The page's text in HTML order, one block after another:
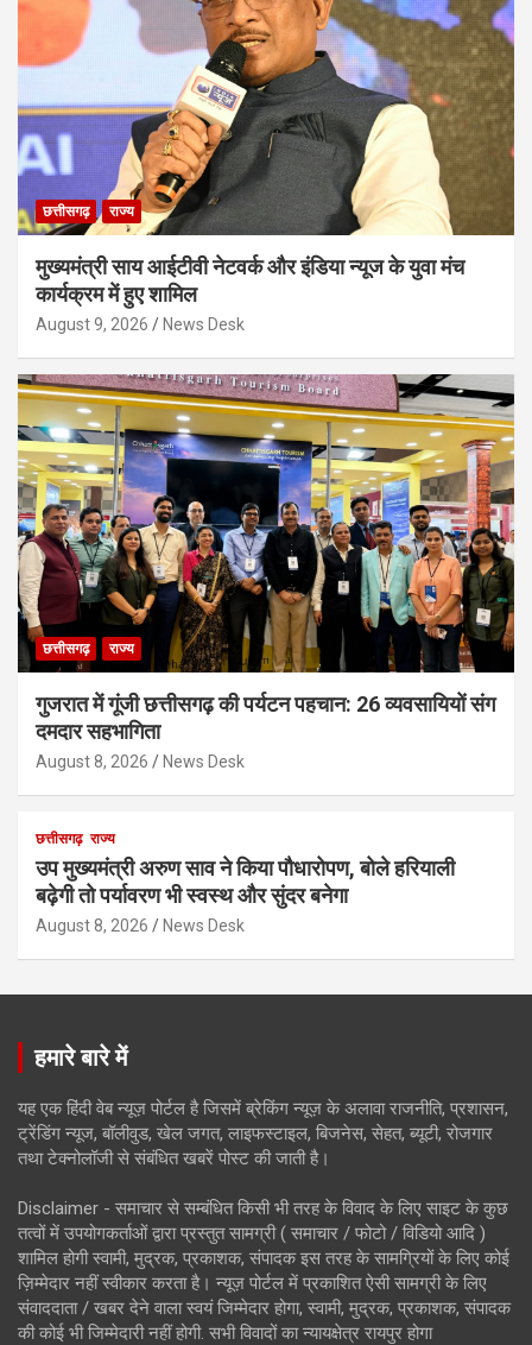
छत्तीसगढ़ राज्य
मुख्यमंत्री साय आईटीवी नेटवर्क और इंडिया न्यूज के युवा मंच
कार्यक्रम में हुए शामिल
August 9, 2026 News Desk
छत्तीसगढ़ राज्य
गुजरात में गूंजी छत्तीसगढ़ की पर्यटन पहचान: 26 व्यवसायियों संग
दमदार सहभागिता
August 8, 2026 News Desk
छत्तीसगढ़ राज्य
उप मुख्यमंत्री अरुण साव ने किया पौधारोपण, बोले हरियाली
बढ़ेगी तो पर्यावरण भी स्वस्थ और सुंदर बनेगा
August 8, 2026 News Desk
हमारे बारे में
यह एक हिंदी वेब न्यूज़ पोर्टल है जिसमें ब्रेकिंग न्यूज़ के अलावा राजनीति, प्रशासन,
ट्रेंडिंग न्यूज, बॉलीवुड, खेल जगत, लाइफस्टाइल, बिजनेस, सेहत, ब्यूटी, रोजगार
तथा टेक्नोलॉजी से संबंधित खबरें पोस्ट की जाती है।
Disclaimer - समाचार से सम्बंधित किसी भी तरह के विवाद के लिए साइट के कुछ
तत्वों में उपयोगकर्ताओं द्वारा प्रस्तुत सामग्री ( समाचार / फोटो / विडियो आदि )
शामिल होगी स्वामी, मुद्रक, प्रकाशक, संपादक इस तरह के सामग्रियों के लिए कोई
ज़िम्मेदार नहीं स्वीकार करता है। न्यूज़ पोर्टल में प्रकाशित ऐसी सामग्री के लिए
संवाददाता / खबर देने वाला स्वयं जिम्मेदार होगा, स्वामी, मुद्रक, प्रकाशक, संपादक
की कोई भी जिम्मेदारी नहीं होगी. सभी विवादों का न्यायक्षेत्र रायपुर होगा